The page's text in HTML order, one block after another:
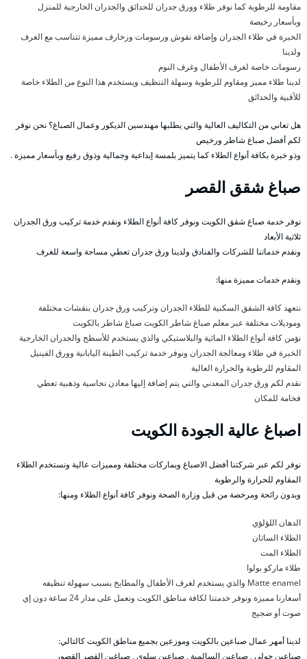
مقاومة للرطوبة كما نوفر طلاء وورق جدران للحدائق والجدران الخارجية للمنزل
وبأسعار رخيصة
الخبرة في طلاء الجدران وإضافة نقوش ورسومات وزخارف مميزة تتناسب مع الغرف
ولدينا
رسومات خاصة لغرف الأطفال وغرف النوم
لدينا طلاء مميز ومقاوم للرطوبة وسهلة التنظيف ويستخدم هذا النوع من الطلاء خاصة
للأقبية والحدائق
هل تعاني من التكاليف العالية والتي يطلبها مهندسين الديكور وعمال الصباغ؟ نحن نوفر
لكم أفضل صباغ شاطر ورخيص
وذو خبرة بكافة أنواع الطلاء كما يتميز بلمسة إبداعية وجمالية وذوق رفيع وبأسعار مميزة .
صباغ شقق القصر
نوفر خدمة صباغ شقق الكويت ونوفر كافة أنواع الطلاء ونقدم خدمة تركيب ورق الجدران
ثلاثية الأبعاد
ونقدم خدماتنا للشركات والفنادق ولدينا ورق جدران تعطي مساحة واسعة للغرف
ونقدم خدمات مميزة منها:
نتعهد كافة الشقق السكنية للطلاء الجدران وتركيب ورق جدران بنقشات مختلفة
وموديلات مختلفة عبر معلم صباغ شاطر الكويت صباغ شاطر بالكويت
نؤمن كافة أنواع الطلاء المائية والبلاستيكي والذي يستخدم للأسطح والجدران الخارجية
الخبرة في طلاء ومعالجة الجدران ونوفر خدمة تركيب الطينة اليابانية وورق الفينيل
المقاوم للرطوبة والحرارة العالية
نقدم لكم ورق جدران المعدني والتي يتم إضافة إليها معادن نحاسية وذهبية تعطي
فخامة للمكان
اصباغ عالية الجودة الكويت
نوفر لكم عبر شركتنا أفضل الاصباغ وبماركات مختلفة ومميزات عالية ونستخدم الطلاء
المقاوم للحرارة والرطوبة
وبدون رائحة ومرخصة من قبل وزارة الصحة ونوفر كافة أنواع الطلاء ومنها:
الدهان اللؤلؤي
الطلاء الساتان
الطلاء المت
طلاء ماركو بولوا
Matte enamel والذي يستخدم لغرف الأطفال والمطابخ بسبب سهولة تنظيفه
أسعارنا مميزة ونوفر خدمتنا لكافة مناطق الكويت ونعمل على مدار 24 ساعة دون إي
صوت أو ضجيج
لدينا أمهر عمال صباعين بالكويت وموزعين بجميع مناطق الكويت كالتالي:
صباعين حولي , صباعين السالمية , صباعين سلوى , صباغين القصر القصور